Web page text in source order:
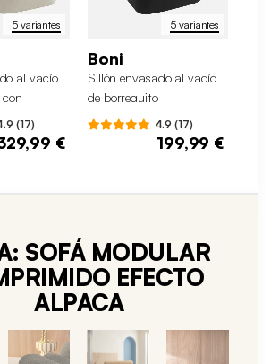
5 variantes
al vacío
(17)
€
5 variantes
Boni
Sillón envasado al vacío
de borreguito
4.9 (17)
199,99 €
SOFÁ MODULAR
EFECTO
ALPACA